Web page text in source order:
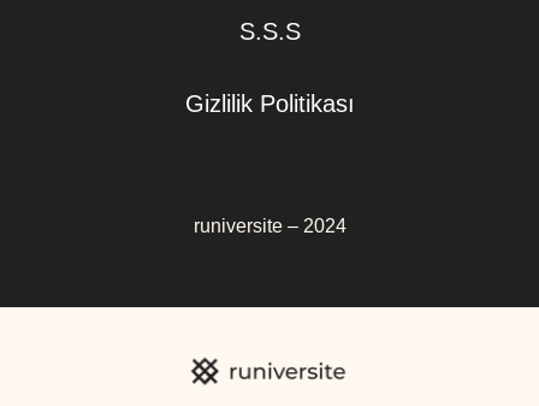
S.S.S
Gizlilik Politikası
runiversite – 2024